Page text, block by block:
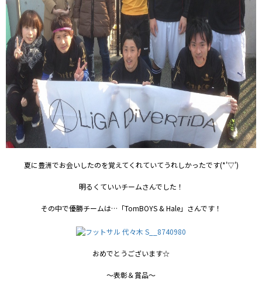
夏に豊洲でお会いしたのを覚えてくれていてうれしかったです(*'▽')
明るくていいチームさんでした！
その中で優勝チームは…「TomBOYS & Hale」さんです！
おめでとうございます☆
～表彰＆賞品～